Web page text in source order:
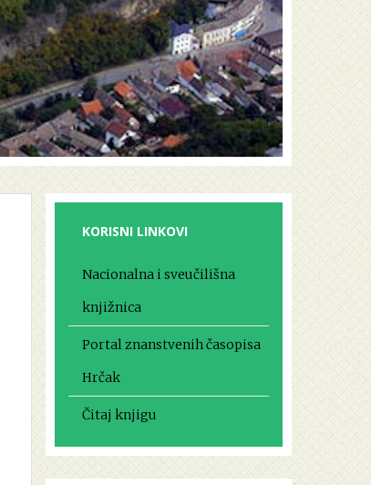
KORISNI LINKOVI
Nacionalna i sveučilišna
knjižnica
Portal znanstvenih časopisa
Hrčak
Čitaj knjigu